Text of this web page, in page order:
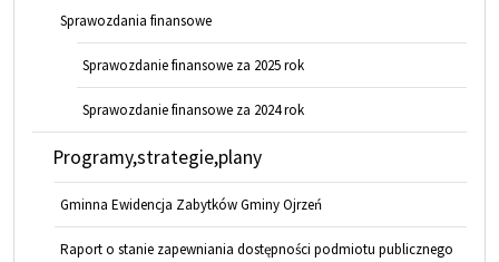
Sprawozdania finansowe
Sprawozdanie finansowe za 2025 rok
Sprawozdanie finansowe za 2024 rok
Programy,strategie,plany
Gminna Ewidencja Zabytków Gminy Ojrzeń
Raport o stanie zapewniania dostępności podmiotu publicznego